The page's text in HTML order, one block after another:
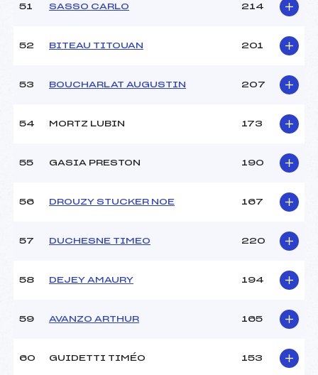
51 SASSO CARLO 214
52 BITEAU TITOUAN 201
53 BOUCHARLAT AUGUSTIN 207
54 MORTZ LUBIN 173
55 GASIA PRESTON 190
56 DROUZY STUCKER NOE 167
57 DUCHESNE TIMEO 220
58 DEJEY AMAURY 194
59 AVANZO ARTHUR 165
60 GUIDETTI TIMÉO 153